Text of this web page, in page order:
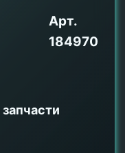
Арт.
184970
запчасти